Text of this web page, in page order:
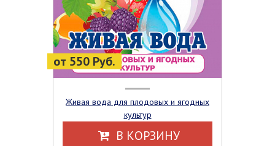
от 550 Руб.
Живая вода для плодовых и ягодных
культур
В КОРЗИНУ